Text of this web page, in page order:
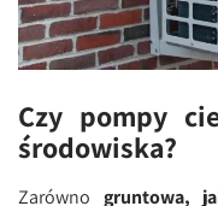
Czy pompy
środowiska?
Zarówno gruntowa,